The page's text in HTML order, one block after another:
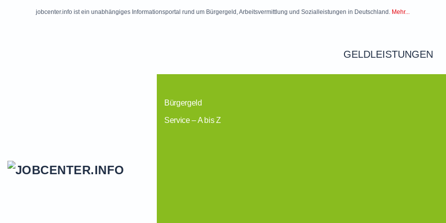
jobcenter.info ist ein unabhängiges Informationsportal rund um Bürgergeld, Arbeitsvermittlung und Sozialleistungen in Deutschland. Mehr...
GELDLEISTUNGEN
Bürgergeld
Service – A bis Z